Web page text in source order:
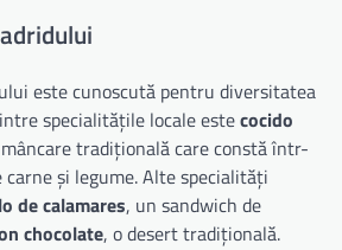
este cunoscută pentru diversitatea
specialitățile locale estecocido
tradițională care constă într-
carne și legume. Alte specialități
de calamares, un sandwich de
chocolate, o desert tradițională.